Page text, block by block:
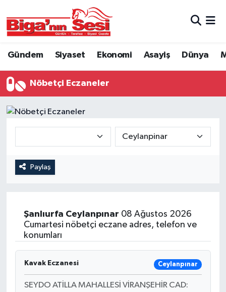
Gündem Siyaset Ekonomi Asayiş Dünya
Nöbetçi Eczaneler
Paylaş
Şanlıurfa Ceylanpınar 08 Ağustos 2026
Cumartesi nöbetçi eczane adres, telefon ve
konumları
Kavak Eczanesi Ceylanpınar
SEYDO ATİLLA MAHALLESİ VİRANŞEHİR CAD:
Asayiş
Belde ve Köyler
Belediye
Eğitim
Genel
Gündem
Çanakkale Hava Durumu
Süper Lig Puan Durumu ve Fikstür
Tüm Manşetler
Haber Arşivi